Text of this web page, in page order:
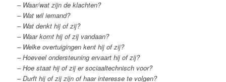
– Waar/wat zijn de klachten?
– Wat wil iemand?
– Wat denkt hij of zij?
– Waar komt hij of zij vandaan?
– Welke overtuigingen kent hij of zij?
– Hoeveel ondersteuning ervaart hij of zij?
– Hoe staat hij of zij er sociaaltechnisch voor?
– Durft hij of zij zijn of haar interesse te volgen?